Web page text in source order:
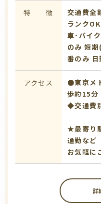
特 徴 交通費全
ランクOK
車･バイ
のみ 短
番のみ
アクセス
●東京メ
歩約15分
◆交通費
★最寄り
通勤など
お気軽に
詳